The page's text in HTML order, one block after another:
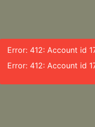
Error: 412: Account id
Error: 412: Account id